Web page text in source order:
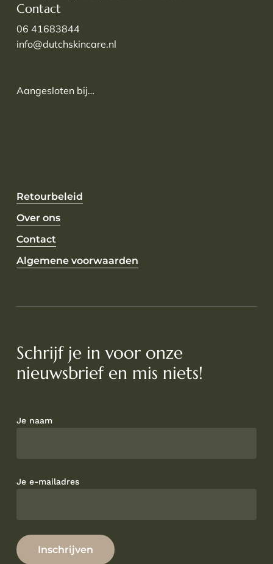
Contact
06 41683844
info@dutchskincare.nl
Aangesloten bij…
Retourbeleid
Over ons
Contact
Algemene voorwaarden
Schrijf je in voor onze
nieuwsbrief en mis niets!
Je naam
Je e-mailadres